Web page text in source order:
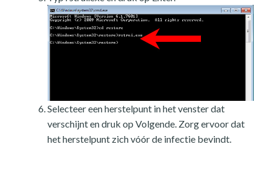
Selecteer een herstelpunt in het venster dat
verschijnt en druk op Volgende. Zorg ervoor dat
het herstelpunt zich vóór de infectie bevindt.